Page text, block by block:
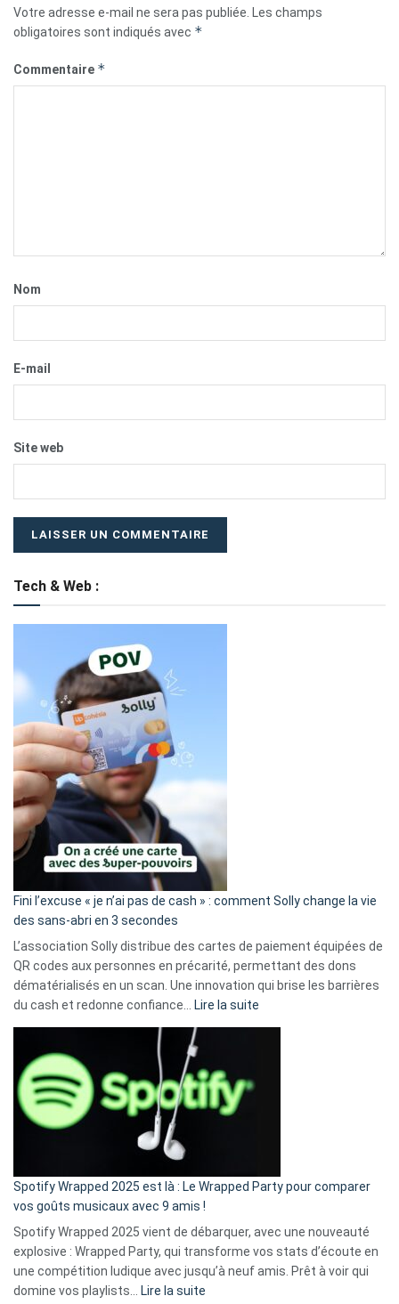
Votre adresse e-mail ne sera pas publiée.
Les champs
obligatoires sont indiqués avec *
Commentaire *
Nom
E-mail
Site web
Tech & Web :
Fini l’excuse « je n’ai pas de cash » : comment Solly change la vie
des sans-abri en 3 secondes
L’association Solly distribue des cartes de paiement équipées de
QR codes aux personnes en précarité, permettant des dons
dématérialisés en un scan. Une innovation qui brise les barrières
du cash et redonne confiance…
Lire la suite
»
Solly
change
la
Spotify Wrapped 2025 est là : Le Wrapped Party pour comparer
vos goûts musicaux avec 9 amis !
Spotify Wrapped 2025 vient de débarquer, avec une nouveauté
explosive : Wrapped Party, qui transforme vos stats d’écoute en
une compétition ludique avec jusqu’à neuf amis. Prêt à voir qui
domine vos playlists…
Lire la suite